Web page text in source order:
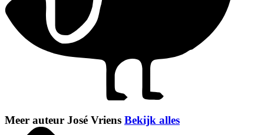
Meer auteur José Vriens Bekijk alles